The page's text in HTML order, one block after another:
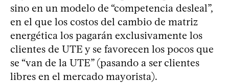
sino en un modelo de “competencia desleal”,
en el que los costos del cambio de matriz
energética los pagarán exclusivamente los
clientes de UTE y se favorecen los pocos que
se “van de la UTE” (pasando a ser clientes
libres en el mercado mayorista).